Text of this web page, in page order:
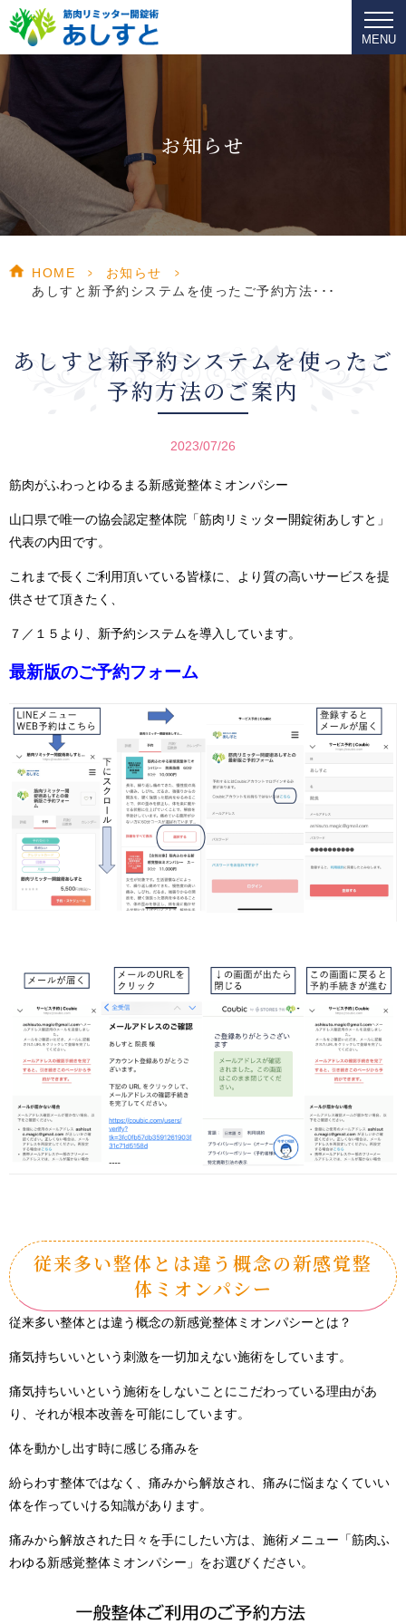
MENU
お知らせ
HOME > お知らせ
>
あしすと新予約システムを使ったご予約方法･･･
あしすと新予約システムを使ったご
予約方法のご案内
2023/07/26
筋肉がふわっとゆるまる新感覚整体ミオンパシー
山口県で唯一の協会認定整体院「筋肉リミッター開錠術あしすと」
代表の内田です。
これまで長くご利用頂いている皆様に、より質の高いサービスを提
供させて頂きたく、
７／１５より、新予約システムを導入しています。
最新版のご予約フォーム
従来多い整体とは違う概念の新感覚整
体ミオンパシー
従来多い整体とは違う概念の新感覚整体ミオンパシーとは？
痛気持ちいいという刺激を一切加えない施術をしています。
痛気持ちいいという施術をしないことにこだわっている理由があ
り、それが根本改善を可能にしています。
体を動かし出す時に感じる痛みを
紛らわす整体ではなく、痛みから解放され、痛みに悩まなくていい
体を作っていける知識があります。
痛みから解放された日々を手にしたい方は、施術メニュー「筋肉ふ
わゆる新感覚整体ミオンパシー」をお選びください。